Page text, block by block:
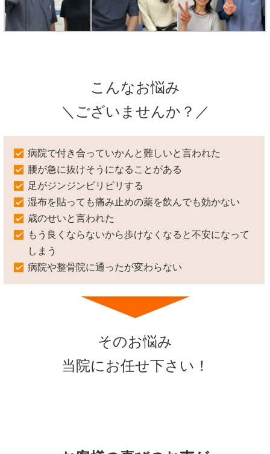
こんなお悩み
＼ございませんか？／
病院で付き合っていかんと難しいと言われた
腰が急に抜けそうになることがある
足がジンジンビリビリする
湿布を貼っても痛み止めの薬を飲んでも効かない
歳のせいと言われた
もう良くならないから歩けなくなると不安になって
しまう
病院や整骨院に通ったが変わらない
そのお悩み
当院にお任せ下さい！